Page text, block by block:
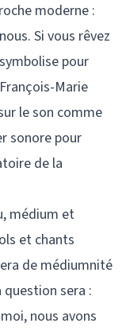
moderne :
Si vous rêvez
pour
Marie
le son comme
sonore pour
de la
médium et
et chants
de médiumnité
question sera :
nous avons